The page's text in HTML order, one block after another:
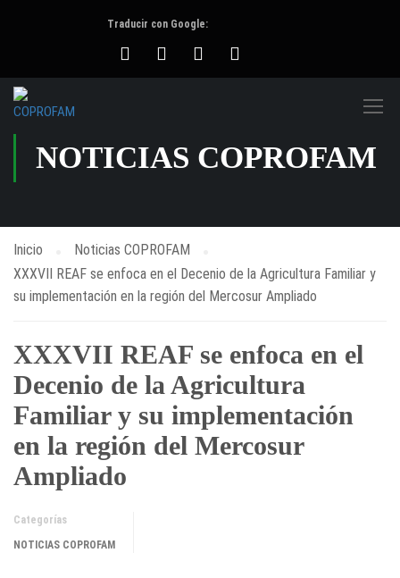
NOTICIAS COPROFAM
Inicio
Noticias COPROFAM
XXXVII REAF se enfoca en el Decenio de la Agricultura Familiar y
su implementación en la región del Mercosur Ampliado
XXXVII REAF se enfoca en el
Decenio de la Agricultura
Familiar y su implementación
en la región del Mercosur
Ampliado
Categorías
NOTICIAS COPROFAM